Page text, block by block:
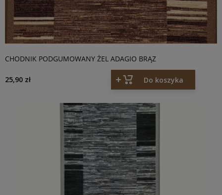
CHODNIK PODGUMOWANY ŻEL ADAGIO BRĄZ
25,90 zł Do koszyka